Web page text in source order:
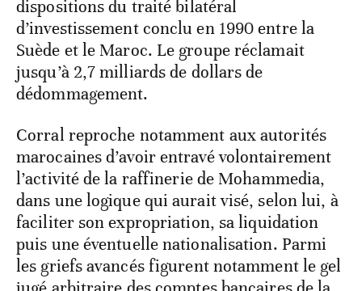
dispositions du traité bilatéral
d’investissement conclu en 1990 entre la
Suède et le Maroc. Le groupe réclamait
jusqu’à 2,7 milliards de dollars de
dédommagement.
Corral reproche notamment aux autorités
marocaines d’avoir entravé volontairement
l’activité de la raffinerie de Mohammedia,
dans une logique qui aurait visé, selon lui, à
faciliter son expropriation, sa liquidation
puis une éventuelle nationalisation. Parmi
les griefs avancés figurent notamment le gel